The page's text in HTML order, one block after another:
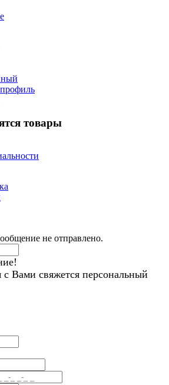
товары
не отправлено.
Вами свяжется персональный